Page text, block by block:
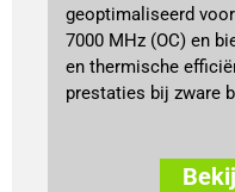
geoptimaliseerd
7000 MHz (OC) en
en thermische
prestaties bij zware